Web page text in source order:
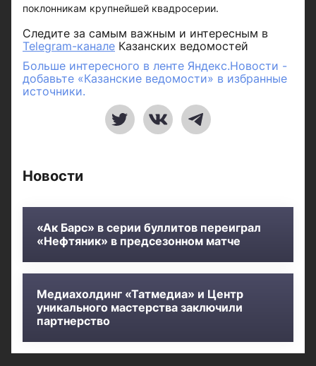
поклонникам крупнейшей квадросерии.
Следите за самым важным и интересным в
Telegram-канале Казанских ведомостей
Больше интересного в ленте Яндекс.Новости -
добавьте «Казанские ведомости» в избранные
источники.
Новости
«Ак Барс» в серии буллитов переиграл
«Нефтяник» в предсезонном матче
Медиахолдинг «Татмедиа» и Центр
уникального мастерства заключили
партнерство